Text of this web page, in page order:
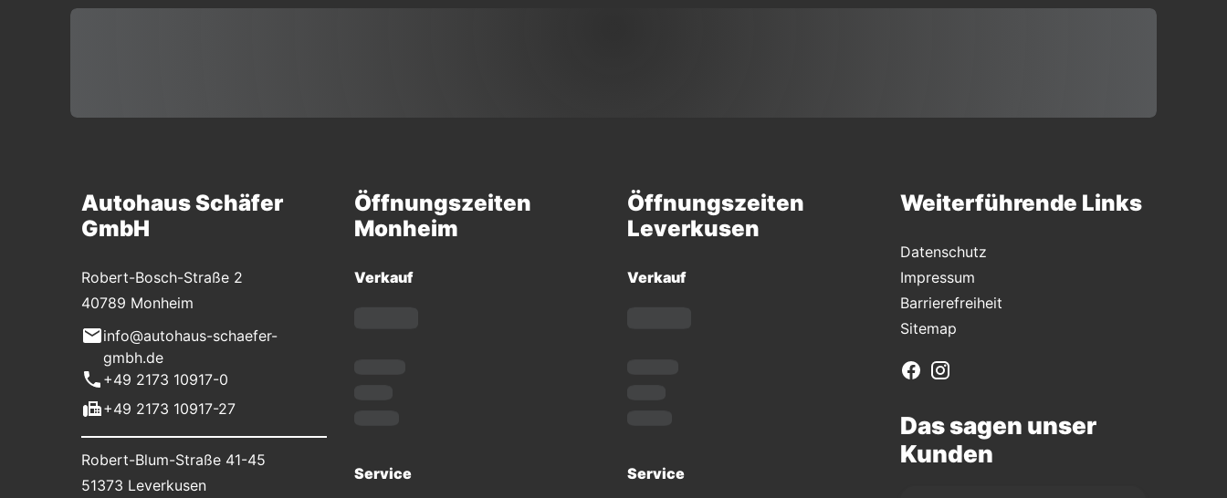
Autohaus Schäfer
GmbH
Robert-Bosch-Straße 2
40789 Monheim
info@autohaus-schaefer-
gmbh.de
+49 2173 10917-0
+49 2173 10917-27
Robert-Blum-Straße 41-45
51373 Leverkusen
Öffnungszeiten
Monheim
Verkauf
Service
Öffnungszeiten
Leverkusen
Verkauf
Service
Weiterführende Links
Datenschutz
Impressum
Barrierefreiheit
Sitemap
Das sagen unser
Kunden